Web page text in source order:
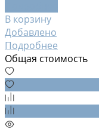
В корзину
Добавлено
Подробнее
Общая стоимость